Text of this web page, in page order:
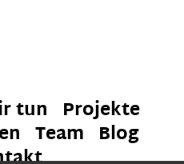
tun Projekte
Team Blog